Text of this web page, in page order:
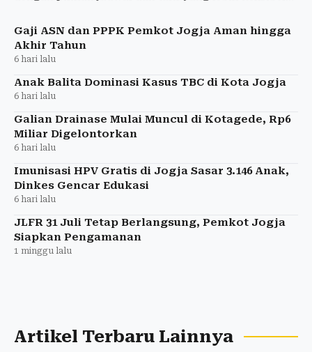
Gaji ASN dan PPPK Pemkot Jogja Aman hingga
Akhir Tahun
6 hari lalu
Anak Balita Dominasi Kasus TBC di Kota Jogja
6 hari lalu
Galian Drainase Mulai Muncul di Kotagede, Rp6
Miliar Digelontorkan
6 hari lalu
Imunisasi HPV Gratis di Jogja Sasar 3.146 Anak,
Dinkes Gencar Edukasi
6 hari lalu
JLFR 31 Juli Tetap Berlangsung, Pemkot Jogja
Siapkan Pengamanan
1 minggu lalu
Artikel Terbaru Lainnya